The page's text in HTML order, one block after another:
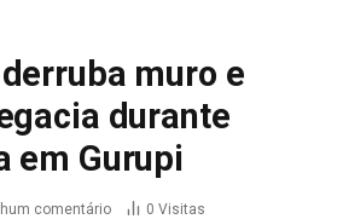
muro e
durante
em Gurupi
comentário 0 Visitas